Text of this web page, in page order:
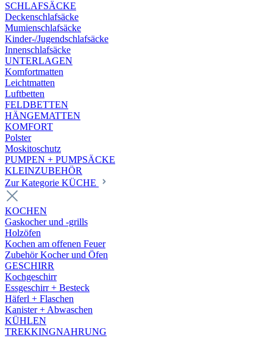
SCHLAFSÄCKE
Deckenschlafsäcke
Mumienschlafsäcke
Kinder-/Jugendschlafsäcke
Innenschlafsäcke
UNTERLAGEN
Komfortmatten
Leichtmatten
Luftbetten
FELDBETTEN
HÄNGEMATTEN
KOMFORT
Polster
Moskitoschutz
PUMPEN + PUMPSÄCKE
KLEINZUBEHÖR
Zur Kategorie KÜCHE
KOCHEN
Gaskocher und -grills
Holzöfen
Kochen am offenen Feuer
Zubehör Kocher und Öfen
GESCHIRR
Kochgeschirr
Essgeschirr + Besteck
Häferl + Flaschen
Kanister + Abwaschen
KÜHLEN
TREKKINGNAHRUNG